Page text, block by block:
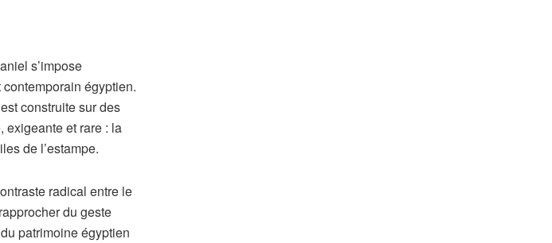
s’impose
égyptien.
construite sur des
exigeante et rare : la
de l’estampe.
radical entre le
du geste
patrimoine égyptien